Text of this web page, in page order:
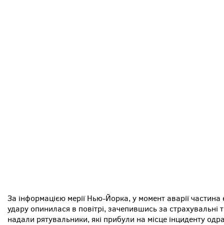
За інформацією мерії Нью-Йорка, у момент аварії
удару опинилася в повітрі, зачепившись за
надали рятувальники, які прибули на місце інциденту